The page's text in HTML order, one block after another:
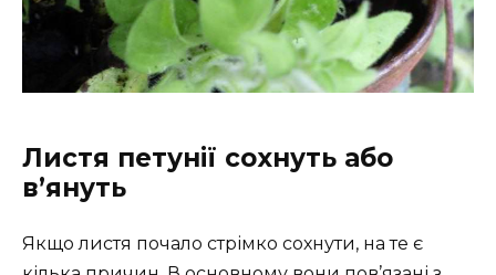
Листя петунії сохнуть або
в’януть
Якщо листя почало стрімко сохнути, на те є